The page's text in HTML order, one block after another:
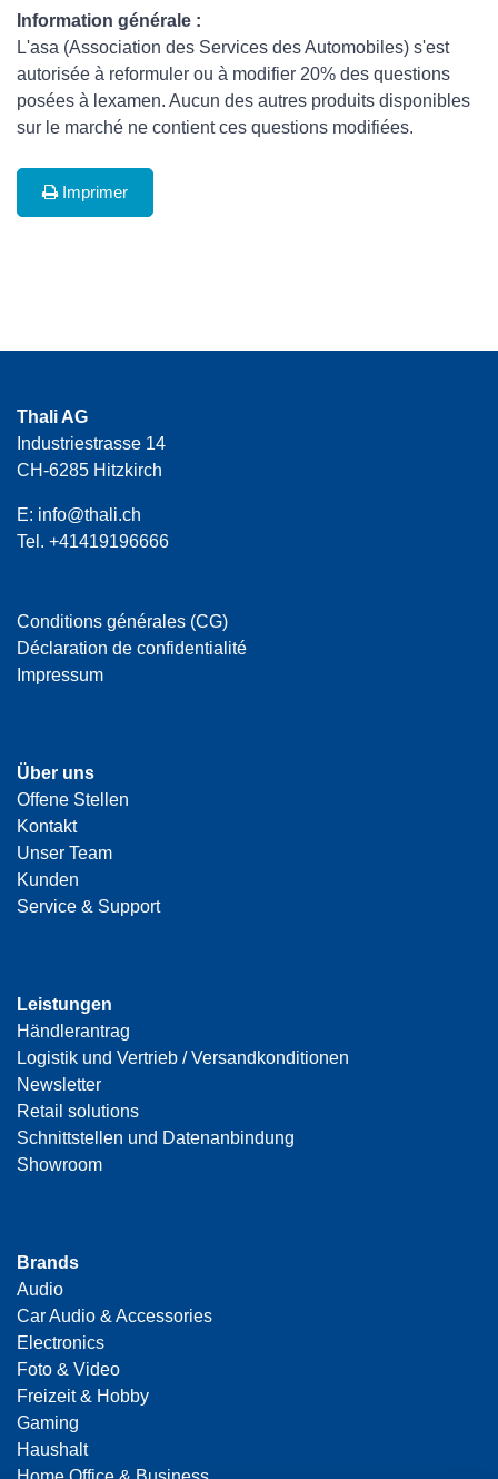
Information générale :
L'asa (Association des Services des Automobiles) s'est
autorisée à reformuler ou à modifier 20% des questions
posées à lexamen. Aucun des autres produits disponibles
sur le marché ne contient ces questions modifiées.
Imprimer
Thali AG
Industriestrasse 14
CH-6285 Hitzkirch
E: info@thali.ch
Tel. +41419196666
Conditions générales (CG)
Déclaration de confidentialité
Impressum
Über uns
Offene Stellen
Kontakt
Unser Team
Kunden
Service & Support
Leistungen
Händlerantrag
Logistik und Vertrieb / Versandkonditionen
Newsletter
Retail solutions
Schnittstellen und Datenanbindung
Showroom
Brands
Audio
Car Audio & Accessories
Electronics
Foto & Video
Freizeit & Hobby
Gaming
Haushalt